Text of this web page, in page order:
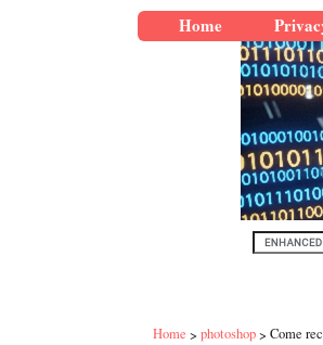
Home
Home photoshop Come